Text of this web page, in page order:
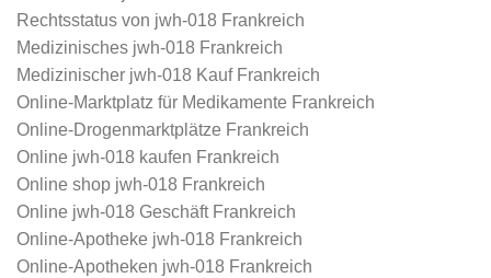
Rechtsstatus von jwh-018 Frankreich
Medizinisches jwh-018 Frankreich
Medizinischer jwh-018 Kauf Frankreich
Online-Marktplatz für Medikamente Frankreich
Online-Drogenmarktplätze Frankreich
Online jwh-018 kaufen Frankreich
Online shop jwh-018 Frankreich
Online jwh-018 Geschäft Frankreich
Online-Apotheke jwh-018 Frankreich
Online-Apotheken jwh-018 Frankreich